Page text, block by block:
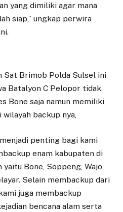
yang dimiliki agar mana
siap,” ungkap perwira
Sat Brimob Polda Sulsel ini
Batalyon C Pelopor tidak
Bone saja namun memiliki
backup nya,
penting bagi kami
enam kabupaten di
Bone, Soppeng, Wajo,
Selain membackup dari
juga membackup
bencana alam serta